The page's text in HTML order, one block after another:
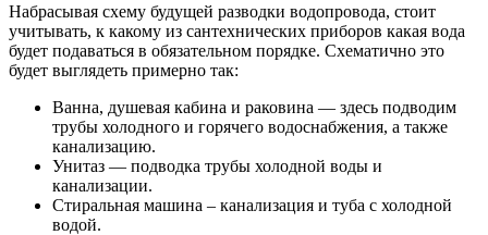
Набрасывая схему будущей разводки водопровода, стоит
учитывать, к какому из сантехнических приборов какая вода
будет подаваться в обязательном порядке. Схематично это
будет выглядеть примерно так:
Ванна, душевая кабина и раковина — здесь подводим
трубы холодного и горячего водоснабжения, а также
канализацию.
Унитаз — подводка трубы холодной воды и
канализации.
Стиральная машина – канализация и туба с холодной
водой.